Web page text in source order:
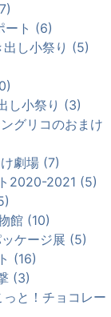
ート (6)
し小祭り (5)
し小祭り (3)
グリコのおまけ
劇場 (7)
2020-2021 (5)
館 (10)
ケージ展 (5)
(16)
(3)
と！チョコレー